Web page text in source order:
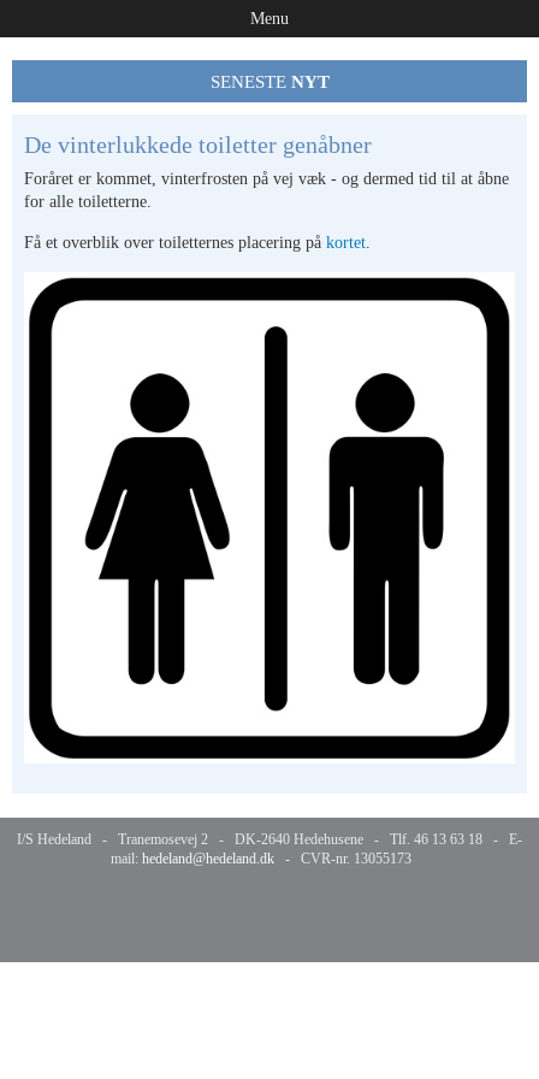
Menu
SENESTE NYT
De vinterlukkede toiletter genåbner
Foråret er kommet, vinterfrosten på vej væk - og dermed tid til at åbne
for alle toiletterne.
Få et overblik over toiletternes placering på kortet.
I/S Hedeland - Tranemosevej 2 - DK-2640 Hedehusene - Tlf. 46 13 63 18 - E-
mail: hedeland@hedeland.dk- CVR-nr. 13055173